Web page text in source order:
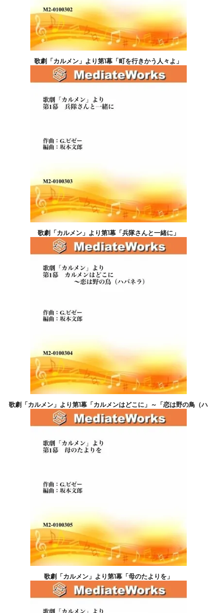
歌劇「カルメン」より第1幕「町を行きかう人々よ」
4,400円(税込)
歌劇「カルメン」より第1幕「兵隊さんと一緒に」
6,600円(税込)
歌劇「カルメン」より第1幕「カルメンはどこに」～「恋は野の鳥（ハ
バネラ）」
7,700円(税込)
歌劇「カルメン」より第1幕「母のたよりを」
11,000円(税込)